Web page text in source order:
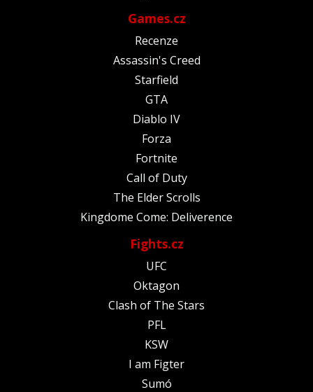
Games.cz
Recenze
Assassin's Creed
Starfield
GTA
Diablo IV
Forza
Fortnite
Call of Duty
The Elder Scrolls
Kingdome Come: Deliverence
Fights.cz
UFC
Oktagon
Clash of The Stars
PFL
KSW
I am Figter
Sumó